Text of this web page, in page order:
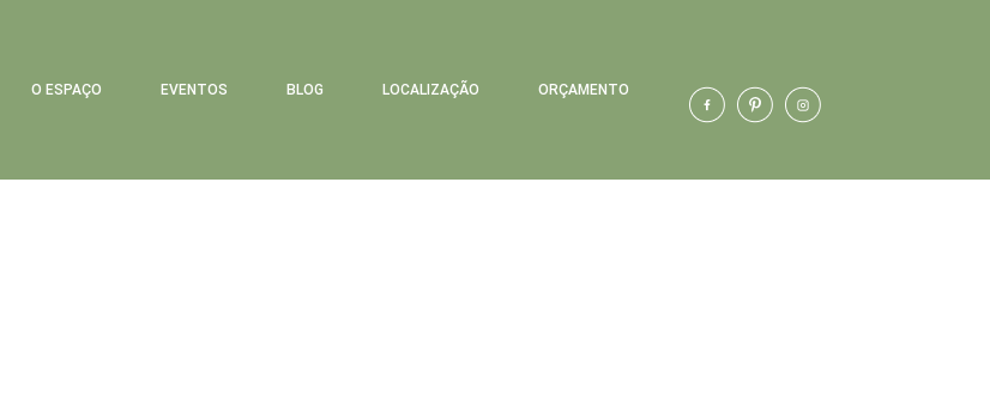
O ESPAÇO EVENTOS BLOG LOCALIZAÇÃO ORÇAMENTO